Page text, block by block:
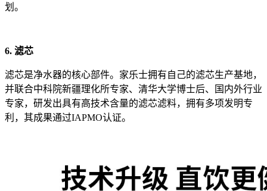
划。
6. 滤芯
滤芯是净水器的核心部件。家乐士拥有自己的滤芯生产基地，
并联合中科院新疆理化所专家、清华大学博士后、国内外行业
专家，研发出具有高技术含量的滤芯滤料，拥有多项发明专
利，其成果通过IAPMO认证。